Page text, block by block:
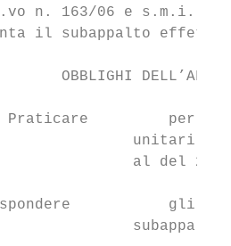
n. 163/06 e s.m.i.
il subappalto
OBBLIGHI
Praticare         per
unitari
al del 20%
gli